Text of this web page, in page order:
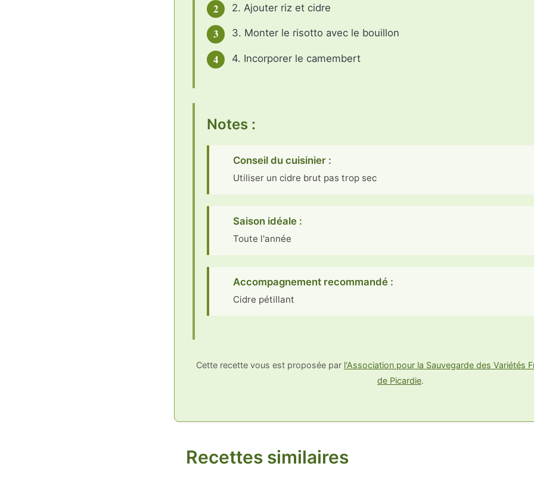
2 2. Ajouter riz et cidre
3 3. Monter le risotto avec le bouillon
4 4. Incorporer le camembert
Notes :
Conseil du cuisinier :
Utiliser un cidre brut pas trop sec
Saison idéale :
Toute l'année
Accompagnement recommandé :
Cidre pétillant
Cette recette vous est proposée par l'Association pour la Sauvegarde des Variétés
de Picardie.
Recettes similaires